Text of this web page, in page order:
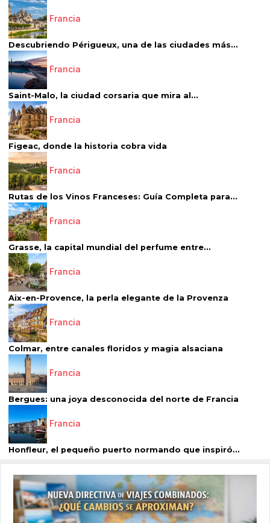
Francia
Descubriendo Périgueux, una de las ciudades más...
Francia
Saint-Malo, la ciudad corsaria que mira al...
Francia
Figeac, donde la historia cobra vida
Francia
Rutas de los Vinos Franceses: Guía Completa para...
Francia
Grasse, la capital mundial del perfume entre...
Francia
Aix-en-Provence, la perla elegante de la Provenza
Francia
Colmar, entre canales floridos y magia alsaciana
Francia
Bergues: una joya desconocida del norte de Francia
Francia
Honfleur, el pequeño puerto normando que inspiró...